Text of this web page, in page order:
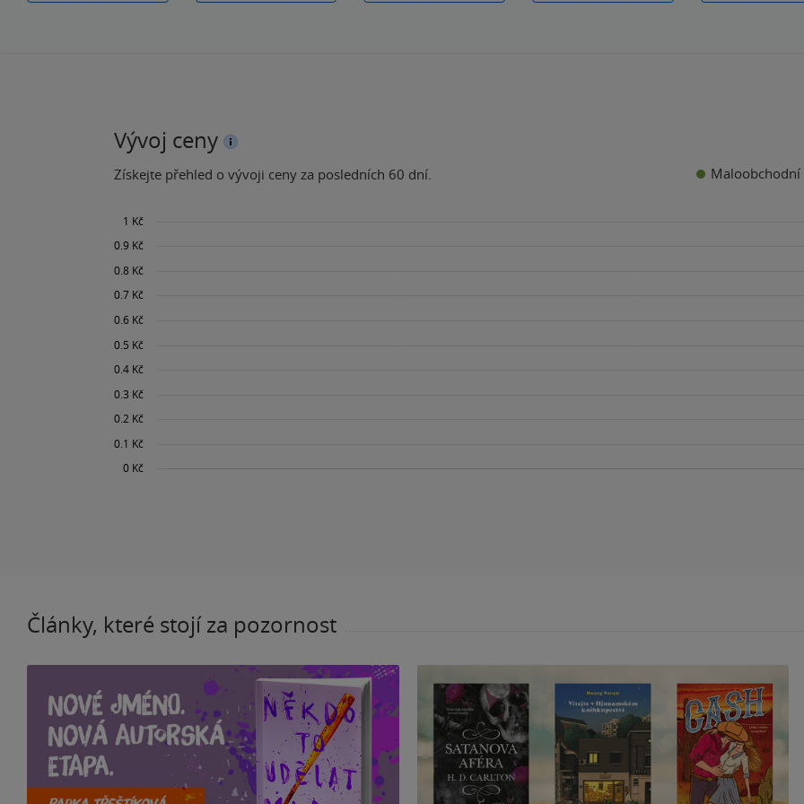
Vývoj ceny
Získejte přehled o vývoji ceny za posledních 60 dní. Maloobchodní
Články, které stojí za pozornost